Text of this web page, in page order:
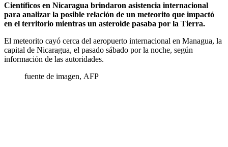
Científicos en Nicaragua brindaron asistencia internacional
para analizar la posible relación de un meteorito que impactó
en el territorio mientras un asteroide pasaba por la Tierra.
El meteorito cayó cerca del aeropuerto internacional en Managua, la
capital de Nicaragua, el pasado sábado por la noche, según
información de las autoridades.
fuente de imagen, AFP